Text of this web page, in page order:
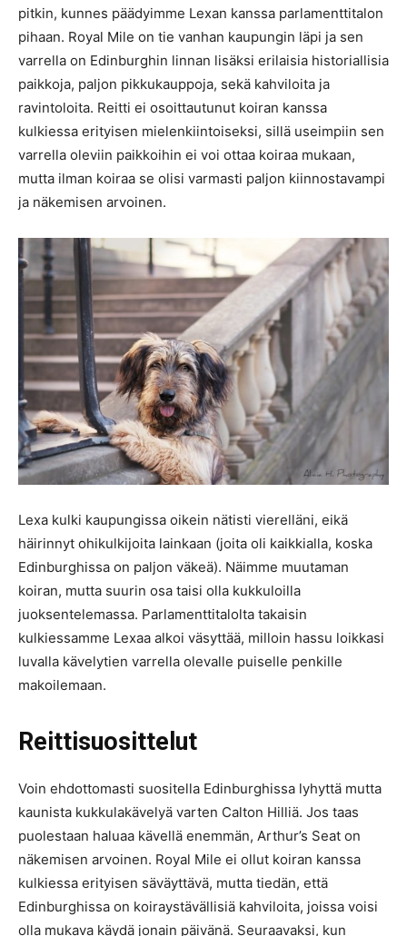
pitkin, kunnes päädyimme Lexan kanssa parlamenttitalon
pihaan. Royal Mile on tie vanhan kaupungin läpi ja sen
varrella on Edinburghin linnan lisäksi erilaisia historiallisia
paikkoja, paljon pikkukauppoja, sekä kahviloita ja
ravintoloita. Reitti ei osoittautunut koiran kanssa
kulkiessa erityisen mielenkiintoiseksi, sillä useimpiin sen
varrella oleviin paikkoihin ei voi ottaa koiraa mukaan,
mutta ilman koiraa se olisi varmasti paljon kiinnostavampi
ja näkemisen arvoinen.
Lexa kulki kaupungissa oikein nätisti vierelläni, eikä
häirinnyt ohikulkijoita lainkaan (joita oli kaikkialla, koska
Edinburghissa on paljon väkeä). Näimme muutaman
koiran, mutta suurin osa taisi olla kukkuloilla
juoksentelemassa. Parlamenttitalolta takaisin
kulkiessamme Lexaa alkoi väsyttää, milloin hassu loikkasi
luvalla kävelytien varrella olevalle puiselle penkille
makoilemaan.
Reittisuosittelut
Voin ehdottomasti suositella Edinburghissa lyhyttä mutta
kaunista kukkulakävelyä varten Calton Hilliä. Jos taas
puolestaan haluaa kävellä enemmän, Arthur’s Seat on
näkemisen arvoinen. Royal Mile ei ollut koiran kanssa
kulkiessa erityisen säväyttävä, mutta tiedän, että
Edinburghissa on koiraystävällisiä kahviloita, joissa voisi
olla mukava käydä jonain päivänä. Seuraavaksi, kun